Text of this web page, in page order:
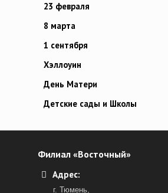
23 февраля
8 марта
1 сентября
Хэллоуин
День Матери
Детские сады и Школы
Филиал «Восточный»
Адрес:
г. Тюмень,